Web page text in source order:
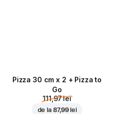
Pizza 30 cm x 2 + Pizza to
Go
111,97 lei
de la 87,99 lei